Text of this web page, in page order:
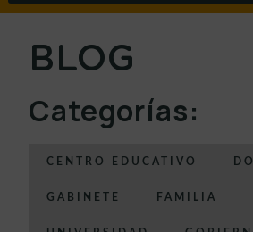
BLOG
Categorías:
CENTRO EDUCATIVO
GABINETE FAMILIA